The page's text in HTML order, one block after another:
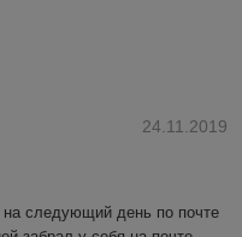
24.11.2019
на следующий день по почте